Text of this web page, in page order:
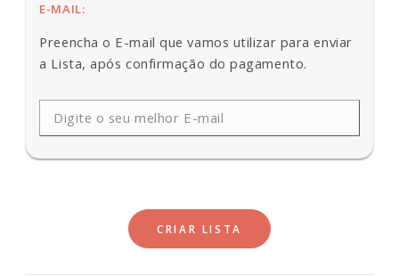
E-MAIL:
Preencha o E-mail que vamos utilizar para enviar
a Lista, após confirmação do pagamento.